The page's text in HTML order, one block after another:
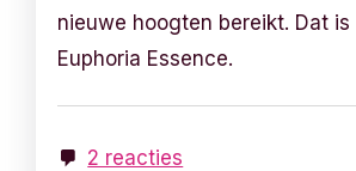
nieuwe hoogten bereikt. Dat is
Euphoria Essence.
2 reacties